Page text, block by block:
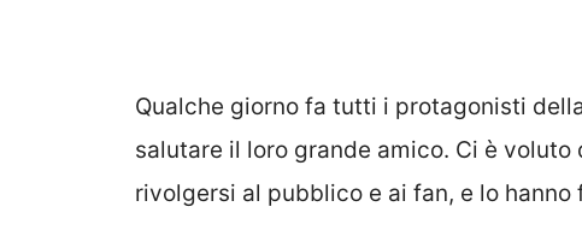
Qualche giorno fa tutti i protagonisti
salutare il loro grande amico. Ci è
rivolgersi al pubblico e ai fan, e lo